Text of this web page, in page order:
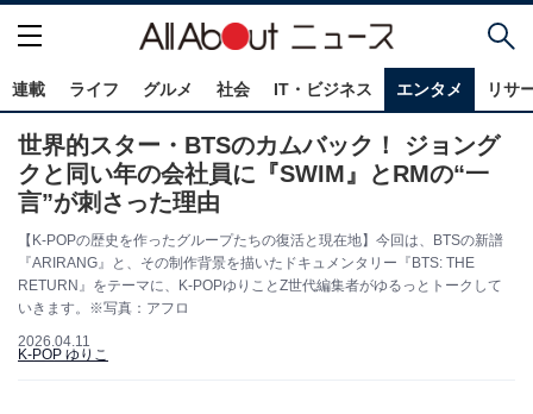
連載 ライフ グルメ 社会 IT・ビジネス エンタメ リサ
世界的スター・BTSのカムバック！ ジョング
クと同い年の会社員に『SWIM』とRMの“一
言”が刺さった理由
【K-POPの歴史を作ったグループたちの復活と現在地】今回は、BTSの新譜
『ARIRANG』と、その制作背景を描いたドキュメンタリー『BTS: THE
RETURN』をテーマに、K-POPゆりことZ世代編集者がゆるっとトークして
いきます。※写真：アフロ
2026.04.11
K-POP ゆりこ